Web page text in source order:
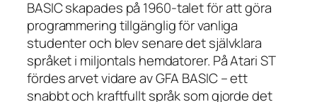
BASIC skapades på 1960-talet för att göra
programmering tillgänglig för vanliga
studenter och blev senare det självklara
språket i miljontals hemdatorer. På Atari ST
fördes arvet vidare av GFA BASIC – ett
snabbt och kraftfullt språk som gjorde det